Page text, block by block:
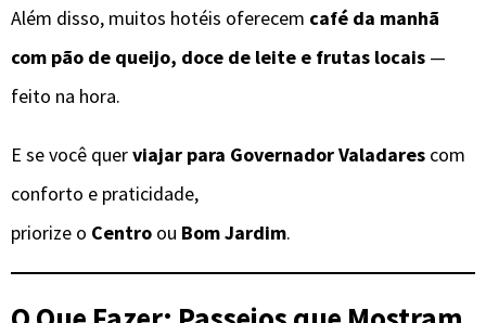
Além disso, muitos hotéis oferecem café da manhã
com pão de queijo, doce de leite e frutas locais —
feito na hora.
E se você querviajar para Governador Valadares com
conforto e praticidade,
priorize o Centro ou Bom Jardim.